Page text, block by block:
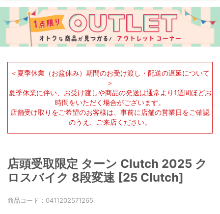
＜夏季休業（お盆休み）期間のお受け渡し・配送の遅延について
＞
夏季休業に伴い、お受け渡しや商品の発送は通常より1週間ほどお
時間をいただく場合がございます。
店舗受け取りをご希望のお客様は、事前に店舗の営業日をご確認
のうえ、ご来店ください。
店頭受取限定 ターン Clutch 2025 ク
ロスバイク 8段変速 [25 Clutch]
商品コード： 0411202571265